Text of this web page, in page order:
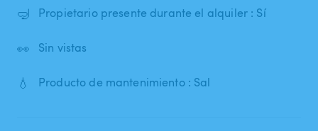
🤿 Propietario presente durante el alquiler : Sí
👀 Sin vistas
💧 Producto de mantenimiento : Sal